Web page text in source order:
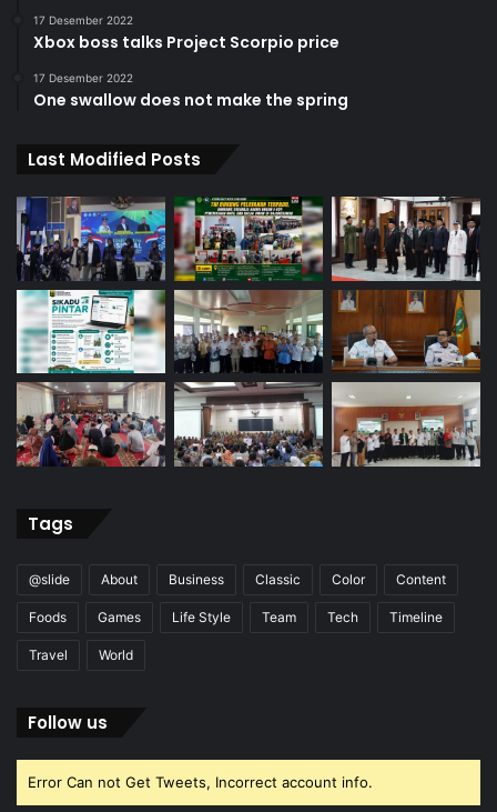
17 Desember 2022
Xbox boss talks Project Scorpio price
17 Desember 2022
One swallow does not make the spring
Last Modified Posts
Tags
@slide About Business Classic Color Content
Foods Games Life Style Team Tech Timeline
Travel World
Follow us
Error Can not Get Tweets, Incorrect account info.